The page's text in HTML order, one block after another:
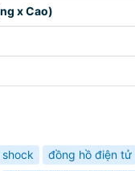
x Cao)
đồng hồ điện tử